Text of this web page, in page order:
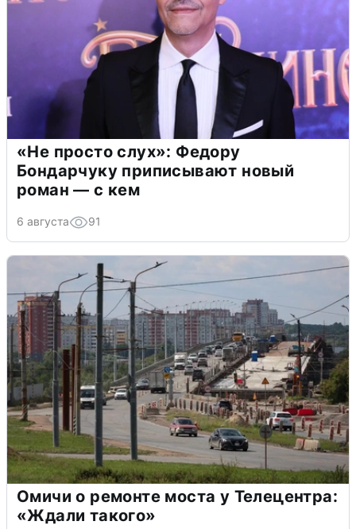
«Не просто слух»: Федору
Бондарчуку приписывают новый
роман — с кем
6 августа 91
Омичи о ремонте моста у Телецентра:
«Ждали такого»